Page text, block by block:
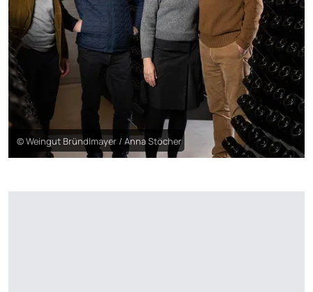
© Weingut Bründlmayer / Anna Stöcher